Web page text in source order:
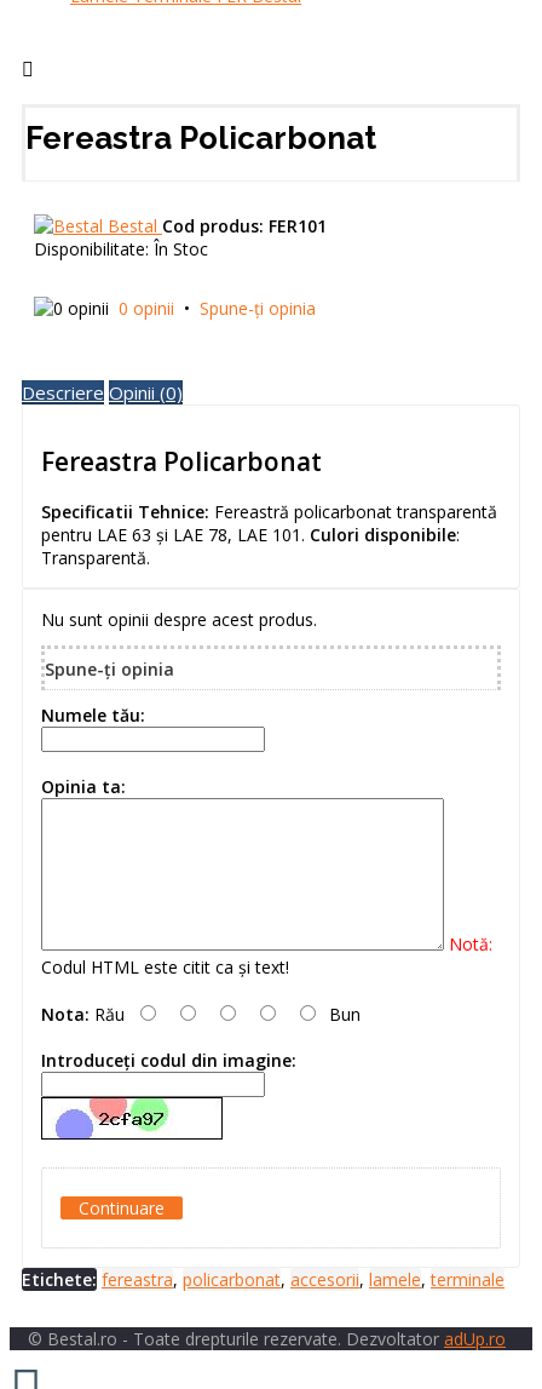
Fereastra Policarbonat
Bestal Cod produs: FER101
Disponibilitate: În Stoc
0 opinii • Spune-ţi opinia
Descriere Opinii (0)
Fereastra Policarbonat
Specificatii Tehnice: Fereastră policarbonat transparentă
pentru LAE 63 și LAE 78, LAE 101. Culori disponibile:
Transparentă.
Nu sunt opinii despre acest produs.
Spune-ţi opinia
Numele tău:
Opinia ta:
Notă:
Codul HTML este citit ca şi text!
Nota: Rău
Bun
Introduceţi codul din imagine:
Continuare
Etichete: fereastra, policarbonat, accesorii, lamele,terminale
© Bestal.ro - Toate drepturile rezervate. Dezvoltator adUp.ro